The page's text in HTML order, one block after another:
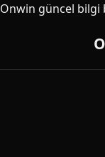
Onwin güncel bilgi